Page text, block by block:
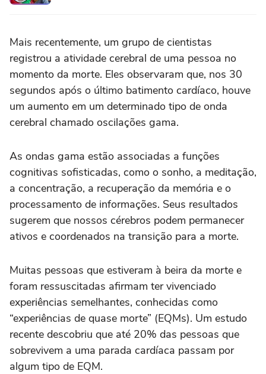
Mais recentemente, um grupo de cientistas
registrou a atividade cerebral de uma pessoa no
momento da morte. Eles observaram que, nos 30
segundos após o último batimento cardíaco, houve
um aumento em um determinado tipo de onda
cerebral chamado oscilações gama.
As ondas gama estão associadas a funções
cognitivas sofisticadas, como o sonho, a meditação,
a concentração, a recuperação da memória e o
processamento de informações. Seus resultados
sugerem que nossos cérebros podem permanecer
ativos e coordenados na transição para a morte.
Muitas pessoas que estiveram à beira da morte e
foram ressuscitadas afirmam ter vivenciado
experiências semelhantes, conhecidas como
“experiências de quase morte” (EQMs). Um estudo
recente descobriu que até 20% das pessoas que
sobrevivem a uma parada cardíaca passam por
algum tipo de EQM.